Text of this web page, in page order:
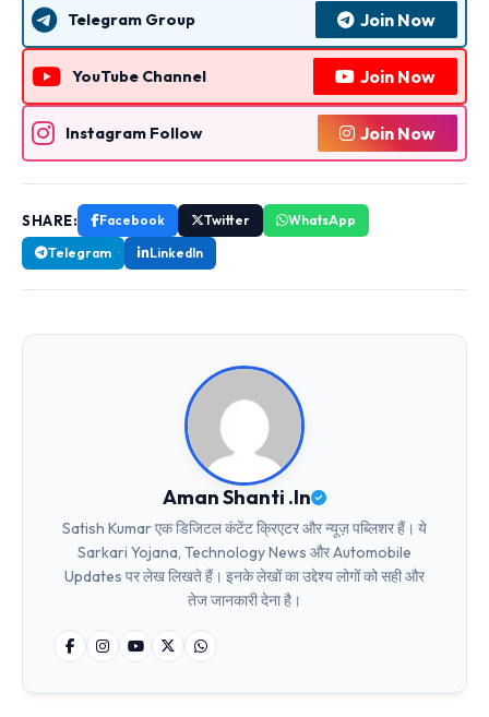
Telegram Group Join Now
YouTube Channel Join Now
Instagram Follow Join Now
SHARE: Facebook Twitter
WhatsApp
Telegram
LinkedIn
Aman Shanti .In
Satish Kumar एक डिजिटल कंटेंट क्रिएटर और न्यूज़ पब्लिशर हैं। ये
Sarkari Yojana, Technology News और Automobile
Updates पर लेख लिखते हैं। इनके लेखों का उद्देश्य लोगों को सही और
तेज जानकारी देना है।